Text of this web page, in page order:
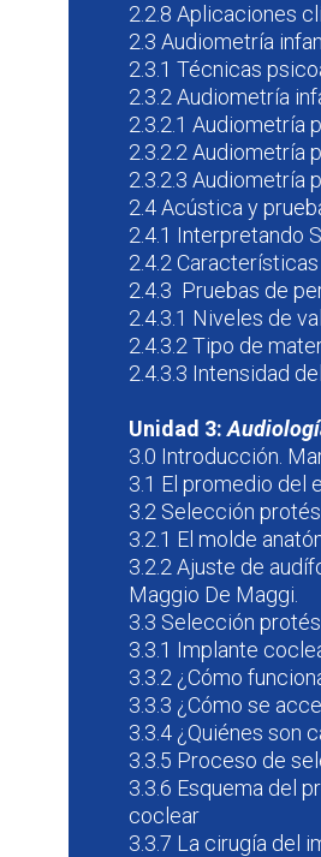
2.2.8 Aplicaciones
2.3 Audiometría
2.3.1 Técnicas
2.3.2 Audiometría
2.3.2.1 Audiometría
2.3.2.2 Audiometría
2.3.2.3 Audiometría
2.4 Acústica y
2.4.1 Interpretando
2.4.2
2.4.3 Pruebas de
2.4.3.1 Niveles de
2.4.3.2 Tipo de
2.4.3.3 Intensidad
Unidad 3:
3.0 Introducción.
3.1 El promedio del
3.2 Selección
3.2.1 El molde
3.2.2 Ajuste de
Maggio De Maggi.
3.3 Selección
3.3.1 Implante
3.3.2 ¿Cómo
3.3.3 ¿Cómo se
3.3.4 ¿Quiénes son
3.3.5 Proceso de
3.3.6 Esquema del
coclear
3.3.7 La cirugía del